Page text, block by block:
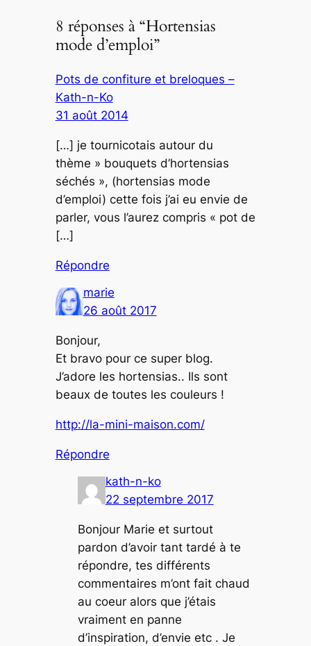
8 réponses à “Hortensias
mode d’emploi”
Pots de confiture et breloques –
Kath-n-Ko
31 août 2014
[…] je tournicotais autour du
thème » bouquets d’hortensias
séchés », (hortensias mode
d’emploi) cette fois j’ai eu envie de
parler, vous l’aurez compris « pot de
[…]
Répondre
marie
26 août 2017
Bonjour,
Et bravo pour ce super blog.
J’adore les hortensias.. Ils sont
beaux de toutes les couleurs !
http://la-mini-maison.com/
Répondre
kath-n-ko
22 septembre 2017
Bonjour Marie et surtout
pardon d’avoir tant tardé à te
répondre, tes différents
commentaires m’ont fait chaud
au coeur alors que j’étais
vraiment en panne
d’inspiration, d’envie etc . Je